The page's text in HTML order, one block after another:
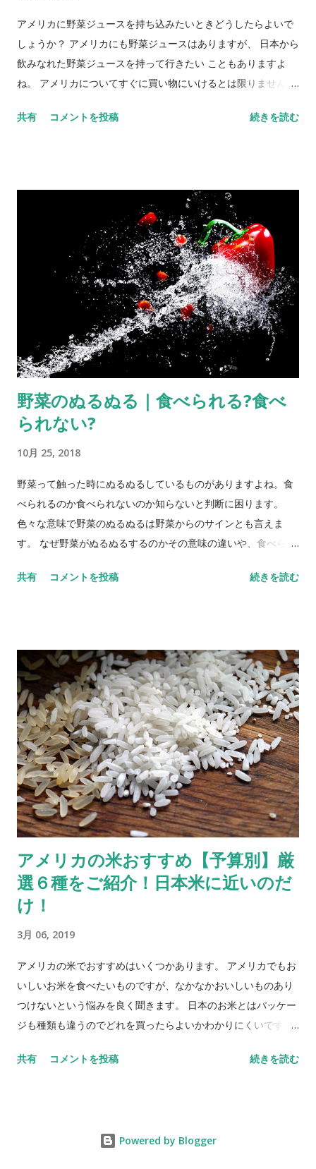
アメリカに野菜ジュースを持ち込みたいときどうしたらよいで
しょうか？ アメリカにも野菜ジュースはありますが、 日本から
飲みなれた野菜ジュースを持って行きたい こともありますよ
ね。 アメリカについてすぐに買い物にいけるとは限りません
場合もあるでしょう 。 旅先に気軽な野菜補充用として野菜ジュ
あずける 野菜ジュースは液体 ※ 量的制限の対象となる液体物
のリスト も一度見ておくといいですね。 旅中に飲みたいと思う
と ついつい機内への手荷物に入れてしまう 野菜ジュース。 普
段の生活ならそれでいいですが、飛行機に乗るとなると 話は別
。 液体は１００ｍｌ（ｇ）までが機内持ち込みＯＫ です。 １
００ｍｌといえば赤ちゃんや幼児用の小さい野菜ジュースパッ
クたった１つ分。 そうなるとコンタクトレンズの保存剤や、歯
みがき粉、化粧水なども一緒に持ち込みたいならそれだけで容
量オーバーしてしまいます。 しかも１００ｍｌでは 大人が２く
ち飲んだらおしまい です。 機内持ち込み液体用のジッパー突き
の透明プラスチック袋には１００ｍｌ（ｇ）以下の液体の容器
を全部で１Ｌ以内でおさまるように入れます。 ちょっと面倒で
に入れて 空港を出発する前にカウンターで航空会社にあずけた
ほうがいいでしょう。 アメリカへ野菜ジュースを持ち込むとき
のつつみかた パックの野菜ジュースの場合 １．ジッパーつきの
プラスチック袋に野菜ジュースのパックを並べて入れる。 ２．
できれば１を宅配用などの薄いダンボール箱に入れる。 または
周りを服などやわらかいもので囲んでガタガタ動かないように
の折込...
共有 コメントを投稿 続きを読む
野菜のぬるぬる｜食べられる?食べ
られない?
10月 25, 2018
野菜って触った時にぬるぬるしているものがありますよね。食
べられるのか食べられないのか知らないと判断に困ります。
色々な意味で野菜のぬるぬるは野菜からのサインとも言えま
す。 なぜ野菜がぬるぬるするのかその意味の違いや、食べられ
ぬるぬる【食べられない】 冷蔵庫と冷暗所の野菜のぬるぬる 触
しでも良いです。 ハリがある野菜のトマトやキュウリ、にんじ
んやじゃがいもなどが凹む上に 白や茶色でぬるぬるしている場
合 は腐っていることが考えられます。 同時に 悪臭 がすること
もあります。 冷蔵庫に入れていた野菜ではビニール袋に入れて
おいたため野菜自体が呼吸したり（野菜は収穫後も呼吸してい
ます）出し入れしたときの温度変化で結露が起きたりした際の
水分がビニール袋内に閉じ込められてしまい野菜をいためる原
因になったと思われます。 もちろんビニール袋に入っていない
野菜でも、知らず知らずのうちに重いものにつぶされていたり
冷蔵庫に入れる前から痛みがあった場合などは 思ったよりも早
く腐ってしまうことも あります。 購入してからの日にちだけで
「まだ新鮮なはず」と過信しないようにしましょう。 〈根菜類
を長期保存するコツ〉 ●じゃがいもや玉ねぎなどの根菜類は基
本的に冷暗所に保存。 ＊冷暗所＝日光が当たらず、比較的低い
温度に保てる場所。シンク下など。 ●ビニール袋に入って売ら
ーパーでは見かけませんが小松菜などの葉野菜は 根元がぬるぬ
共有 コメントを投稿 続きを読む
アメリカの米おすすめ【予算別】厳
選６種をご紹介！日本米に近いのだ
け！
3月 06, 2019
アメリカの米でおすすめはいくつかあります。 アメリカでもお
いしいお米を食べたいものですが、なかなかおいしいものあり
つけないという悩みを良く聞きます。 日本のお米とはパッケー
ジも種類も違うのでどれを買ったらよいかわかりにくいですよ
派 ●価格もおいしさもバランスよく選びたい派 ●とにかく 節約
最高峰はなんと言ってもこの「田牧米（TAMAKI GOLD）」で
共有 コメントを投稿 続きを読む
Powered by Blogger